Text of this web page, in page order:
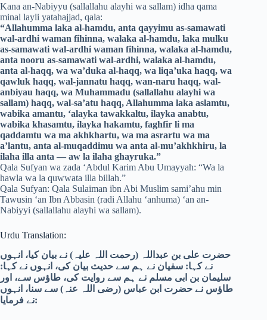
Kana an-Nabiyyu (sallallahu alayhi wa sallam) idha qama
minal layli yatahajjad, qala:
“Allahumma laka al-hamdu, anta qayyimu as-samawati
wal-ardhi waman fihinna, walaka al-hamdu, laka mulku
as-samawati wal-ardhi waman fihinna, walaka al-hamdu,
anta nooru as-samawati wal-ardhi, walaka al-hamdu,
anta al-haqq, wa wa’duka al-haqq, wa liqa’uka haqq, wa
qawluk haqq, wal-jannatu haqq, wan-naru haqq, wal-
anbiyau haqq, wa Muhammadu (sallallahu alayhi wa
sallam) haqq, wal-sa’atu haqq, Allahumma laka aslamtu,
wabika amantu, ‘alayka tawakkaltu, ilayka anabtu,
wabika khasamtu, ilayka hakamtu, faghfir li ma
qaddamtu wa ma akhkhartu, wa ma asrartu wa ma
a’lantu, anta al-muqaddimu wa anta al-mu’akhkhiru, la
ilaha illa anta — aw la ilaha ghayruka.”
Qala Sufyan wa zada ‘Abdul Karim Abu Umayyah: “Wa la
hawla wa la quwwata illa billah.”
Qala Sufyan: Qala Sulaiman ibn Abi Muslim sami’ahu min
Tawusin ‘an Ibn Abbasin (radi Allahu ‘anhuma) ‘an an-
Nabiyyi (sallallahu alayhi wa sallam).
Urdu Translation:
حضرت علی بن عبداللہ (رحمت اللہ علیہ) نے بیان کیا، انہوں
نے کہا: سفیان نے ہم سے حدیث بیان کی، انہوں نے کہا:
سلیمان بن ابی مسلم نے ہم سے روایت کی، طاؤس سے، اور
طاؤس نے حضرت ابن عباس (رضی اللہ عنہ) سے سنا، انہوں
نے فرمایا: